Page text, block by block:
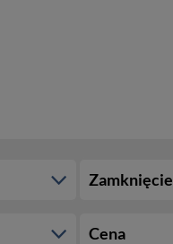
Zamknięcie
Cena